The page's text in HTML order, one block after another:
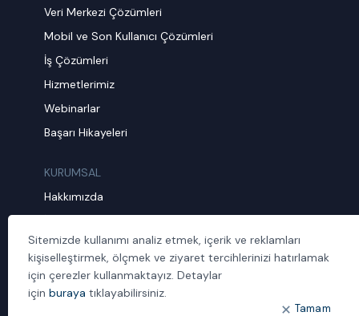
Veri Merkezi Çözümleri
Mobil ve Son Kullanıcı Çözümleri
İş Çözümleri
Hizmetlerimiz
Webinarlar
Başarı Hikayeleri
KURUMSAL
Hakkımızda
Müşteri Şikayet Formu
Sürdürülebilirlik
Politika ve Prosedürler
Sitemizde kullanımı analiz etmek, içerik ve reklamları
kişiselleştirmek, ölçmek ve ziyaret tercihlerinizi hatırlamak
için çerezler kullanmaktayız. Detaylar
için buraya tıklayabilirsiniz.
Tamam